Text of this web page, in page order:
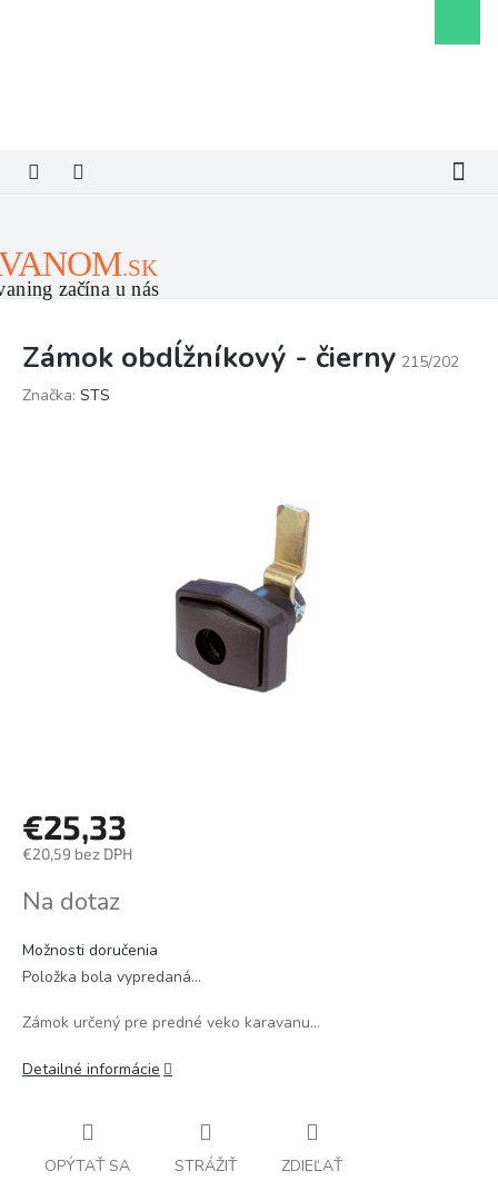
košík
Zámok obdĺžníkový - čierny 215/202
Značka: STS
€25,33
€20,59 bez DPH
cena:
Na dotaz
Možnosti doručenia
Položka bola vypredaná…
Zámok určený pre predné veko karavanu...
Detailné informácie
OPÝTAŤ SA STRÁŽIŤ ZDIEĽAŤ